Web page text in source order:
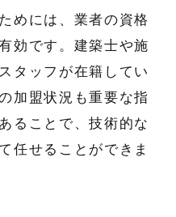
めには、業者の資格
効です。建築士や施
タッフが在籍してい
加盟状況も重要な指
ることで、技術的な
任せることができま